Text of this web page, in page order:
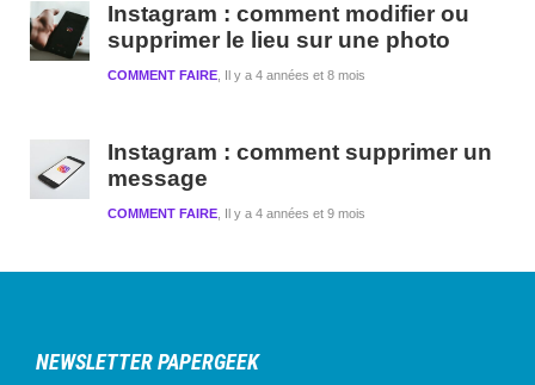
Instagram : comment modifier ou
supprimer le lieu sur une photo
Il y a 4 années et 8 mois
COMMENT FAIRE
Instagram : comment supprimer un
message
Il y a 4 années et 9 mois
COMMENT FAIRE
NEWSLETTER PAPERGEEK